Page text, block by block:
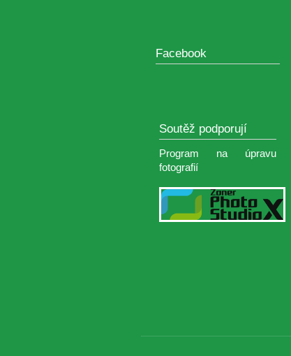
Facebook
Soutěž podporují
Program na úpravu
fotografií